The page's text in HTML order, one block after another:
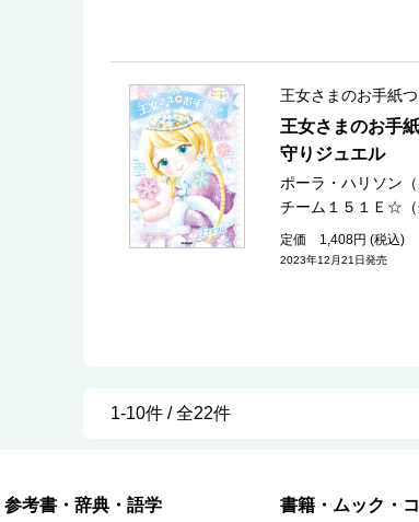
王女さまのお手紙つ
王女さまのお手
守りジュエル
ポーラ・ハリソン（
チーム１５１Ｅ☆（
定価 1,408円 (税込)
2023年12月21日発売
1-10件 / 全22件
参考書・辞典・語学 書籍・ムック・